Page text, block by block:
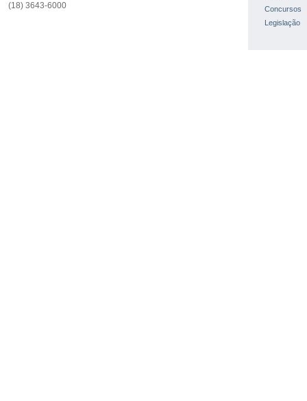
(18) 3643-6000
Concursos
Legislação